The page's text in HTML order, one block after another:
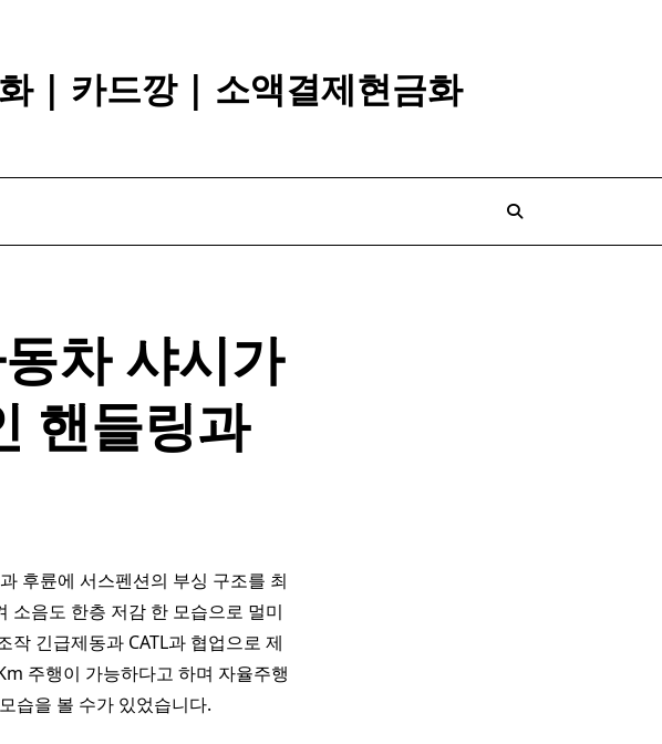
| 카드깡 | 소액결제현금화
차 샤시가
핸들링과
후륜에 서스펜션의 부싱 구조를 최
소음도 한층 저감 한 모습으로 멀미
긴급제동과 CATL과 협업으로 제
주행이 가능하다고 하며 자율주행
습을 볼 수가 있었습니다.